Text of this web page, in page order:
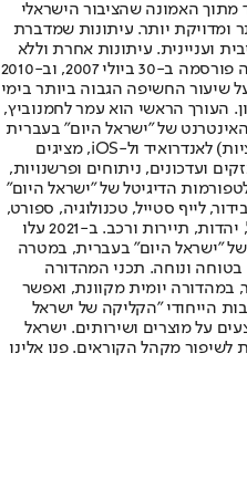
מתוך האמונה שהציבור הישראלי
ומדויקת יותר. עיתונות שמדברת
ועניינית. עיתונות אחרת וללא
תשלום. המהדורה המודפסת הראשונה פורסמה ב-30 ביולי 2007, וב-2010
שיעור החשיפה הגבוה ביותר בימי
העורך הראשי הוא עמר לחמנוביץ,
של "ישראל היום" בעברית
ובאנגלית, כמו כן היישומונים (אפליקציות) לאנדרואיד ול-iOS, מציגים
ועדכונים, ניתוחים ופרשנויות,
הדיגיטל של "ישראל היום"
לייף סטייל, טכנולוגיה, ספורט,
כלכלה וצרכנות, בריאות, חיילים, אוכל, יהדות, תיירות ורכב. ב-2021 עלו
"ישראל היום" בעברית, במטרה
בטוחה ונוחה. תכני המהדורה
במהדורה יומית מקוונת, ואפשר
הייחודי "הקליקה של ישראל
על מוצרים ושירותים. ישראל
לשיפור מקהל הקוראים. פנו אלינו